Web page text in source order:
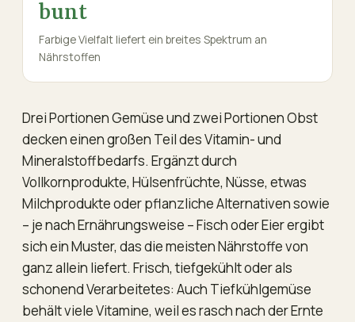
bunt
Farbige Vielfalt liefert ein breites Spektrum an
Nährstoffen
Drei Portionen Gemüse und zwei Portionen Obst
decken einen großen Teil des Vitamin- und
Mineralstoffbedarfs. Ergänzt durch
Vollkornprodukte, Hülsenfrüchte, Nüsse, etwas
Milchprodukte oder pflanzliche Alternativen sowie
– je nach Ernährungsweise – Fisch oder Eier ergibt
sich ein Muster, das die meisten Nährstoffe von
ganz allein liefert. Frisch, tiefgekühlt oder als
schonend Verarbeitetes: Auch Tiefkühlgemüse
behält viele Vitamine, weil es rasch nach der Ernte